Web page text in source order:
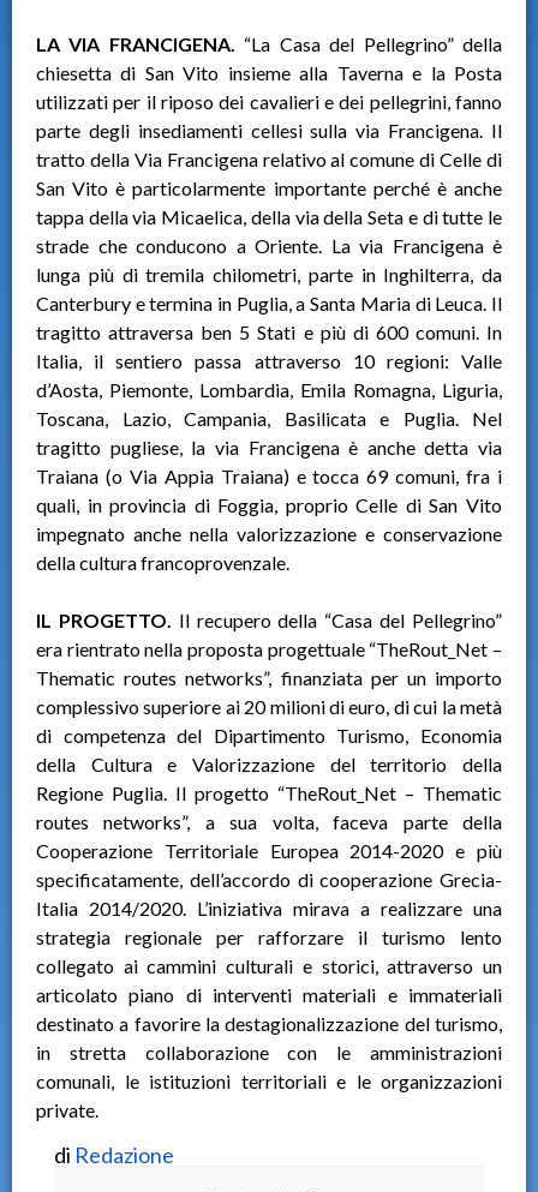
LA VIA FRANCIGENA. “La Casa del Pellegrino” della
chiesetta di San Vito insieme alla Taverna e la Posta
utilizzati per il riposo dei cavalieri e dei pellegrini, fanno
parte degli insediamenti cellesi sulla via Francigena. Il
tratto della Via Francigena relativo al comune di Celle di
San Vito è particolarmente importante perché è anche
tappa della via Micaelica, della via della Seta e di tutte le
strade che conducono a Oriente. La via Francigena è
lunga più di tremila chilometri, parte in Inghilterra, da
Canterbury e termina in Puglia, a Santa Maria di Leuca. Il
tragitto attraversa ben 5 Stati e più di 600 comuni. In
Italia, il sentiero passa attraverso 10 regioni: Valle
d’Aosta, Piemonte, Lombardia, Emila Romagna, Liguria,
Toscana, Lazio, Campania, Basilicata e Puglia. Nel
tragitto pugliese, la via Francigena è anche detta via
Traiana (o Via Appia Traiana) e tocca 69 comuni, fra i
quali, in provincia di Foggia, proprio Celle di San Vito
impegnato anche nella valorizzazione e conservazione
della cultura francoprovenzale.
IL PROGETTO. Il recupero della “Casa del Pellegrino”
era rientrato nella proposta progettuale “TheRout_Net –
Thematic routes networks”, finanziata per un importo
complessivo superiore ai 20 milioni di euro, di cui la metà
di competenza del Dipartimento Turismo, Economia
della Cultura e Valorizzazione del territorio della
Regione Puglia. Il progetto “TheRout_Net – Thematic
routes networks”, a sua volta, faceva parte della
Cooperazione Territoriale Europea 2014-2020 e più
specificatamente, dell’accordo di cooperazione Grecia-
Italia 2014/2020. L’iniziativa mirava a realizzare una
strategia regionale per rafforzare il turismo lento
collegato ai cammini culturali e storici, attraverso un
articolato piano di interventi materiali e immateriali
destinato a favorire la destagionalizzazione del turismo,
in stretta collaborazione con le amministrazioni
comunali, le istituzioni territoriali e le organizzazioni
private.
di Redazione